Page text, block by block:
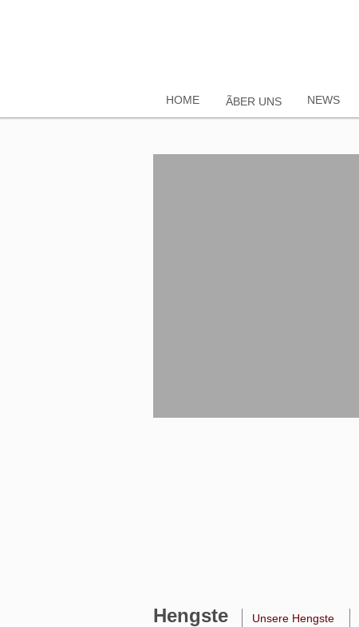
HOME ÃBER UNS NEWS
Hengste Unsere Hengste